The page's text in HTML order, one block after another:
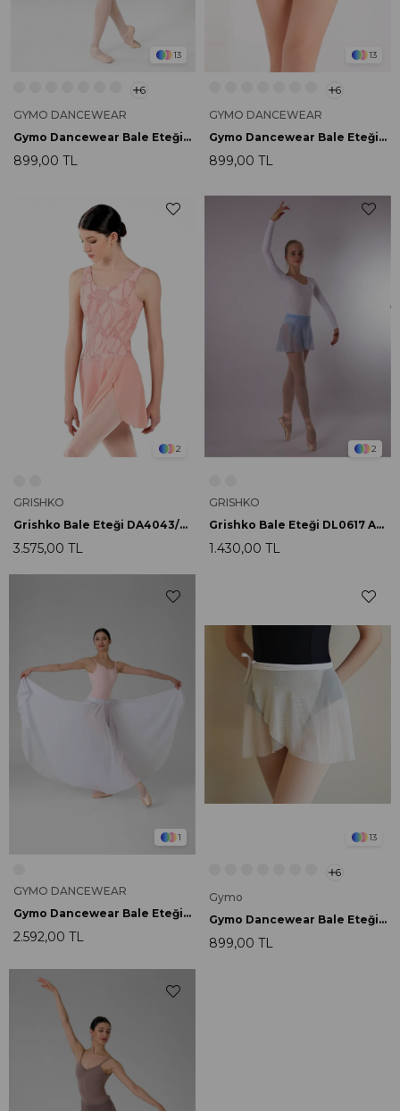
13
6
GYMO DANCEWEAR
Gymo Dancewear Bale Eteği Lily Tiny Floral
899,00 TL
13
6
GYMO DANCEWEAR
Gymo Dancewear Bale Eteği Lily Velvet
899,00 TL
2
GRISHKO
Grishko Bale Eteği DA4043/1 Rosa Antico
3.575,00 TL
2
GRISHKO
Grishko Bale Eteği DL0617 Açık Mavi
1.430,00 TL
1
GYMO DANCEWEAR
Gymo Dancewear Bale Eteği Whisper Beyaz
2.592,00 TL
13
6
Gymo
Gymo Dancewear Bale Eteği Lily White
899,00 TL